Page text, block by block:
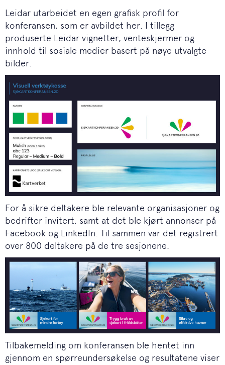
Leidar utarbeidet en egen grafisk profil for
konferansen, som er avbildet her. I tillegg
produserte Leidar vignetter, venteskjermer og
innhold til sosiale medier basert på nøye utvalgte
bilder.
For å sikre deltakere ble relevante organisasjoner og
bedrifter invitert, samt at det ble kjørt annonser på
Facebook og LinkedIn. Til sammen var det registrert
over 800 deltakere på de tre sesjonene.
Tilbakemelding om konferansen ble hentet inn
gjennom en spørreundersøkelse og resultatene viser